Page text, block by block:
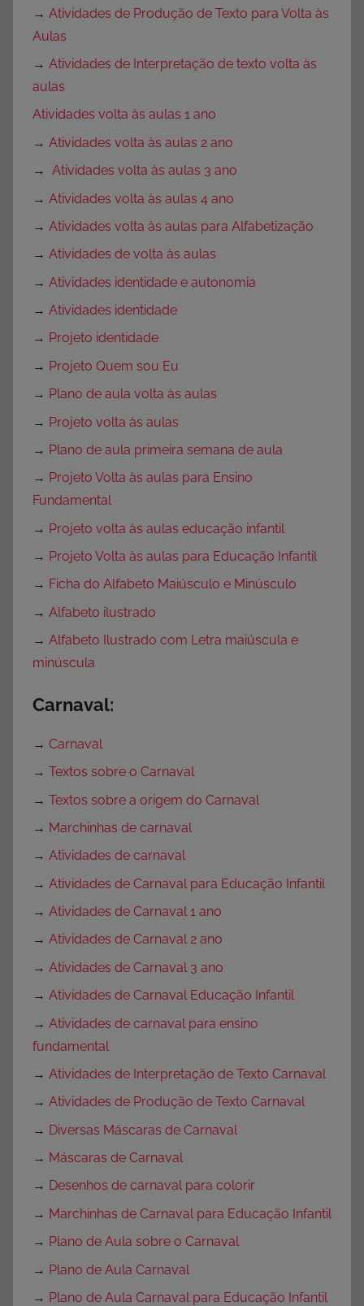
→ Atividades de Produção de Texto para Volta às
Aulas
→ Atividades de Interpretação de texto volta às
aulas
Atividades volta às aulas 1 ano
→ Atividades volta às aulas 2 ano
→ Atividades volta às aulas 3 ano
→ Atividades volta às aulas 4 ano
→ Atividades volta às aulas para Alfabetização
→ Atividades de volta às aulas
→ Atividades identidade e autonomia
→ Atividades identidade
→ Projeto identidade
→ Projeto Quem sou Eu
→ Plano de aula volta às aulas
→ Projeto volta às aulas
→ Plano de aula primeira semana de aula
→ Projeto Volta às aulas para Ensino
Fundamental
→ Projeto volta às aulas educação infantil
→ Projeto Volta às aulas para Educação Infantil
→ Ficha do Alfabeto Maiúsculo e Minúsculo
→ Alfabeto ilustrado
→ Alfabeto Ilustrado com Letra maiúscula e
minúscula
Carnaval:
→ Carnaval
→ Textos sobre o Carnaval
→ Textos sobre a origem do Carnaval
→ Marchinhas de carnaval
→ Atividades de carnaval
→ Atividades de Carnaval para Educação Infantil
→ Atividades de Carnaval 1 ano
→ Atividades de Carnaval 2 ano
→ Atividades de Carnaval 3 ano
→ Atividades de Carnaval Educação Infantil
→ Atividades de carnaval para ensino
fundamental
→ Atividades de Interpretação de Texto Carnaval
→ Atividades de Produção de Texto Carnaval
→ Diversas Máscaras de Carnaval
→ Máscaras de Carnaval
→ Desenhos de carnaval para colorir
→ Marchinhas de Carnaval para Educação Infantil
→ Plano de Aula sobre o Carnaval
→ Plano de Aula Carnaval
→ Plano de Aula Carnaval para Educação Infantil